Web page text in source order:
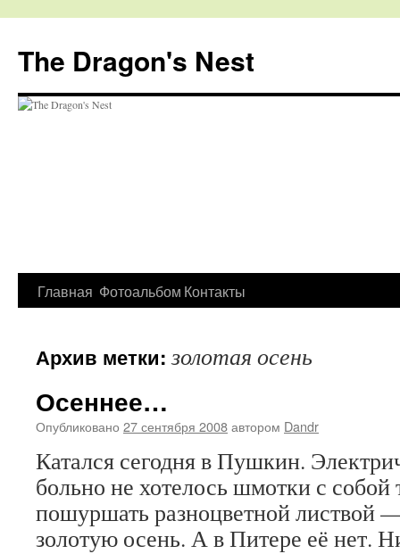
The Dragon's Nest
Перейти
содержимому
Главная Фотоальбом Контакты
Архив метки:золотая осень
Осеннее…
Опубликовано 27 сентября 2008автором Dandr
Катался сегодня в Пушкин.
больно не хотелось шмотки с собой
пошуршать разноцветной листвой
золотую осень. А в Питере её нет.